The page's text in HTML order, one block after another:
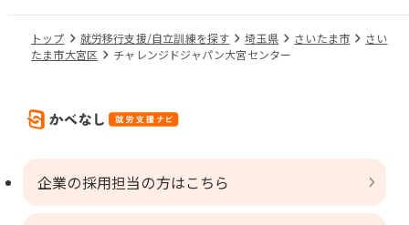
トップ 就労移行支援/自立訓練を探す 埼玉県 さいたま市
さい
たま市大宮区
チャレンジドジャパン大宮センター
企業の採用担当の方はこちら